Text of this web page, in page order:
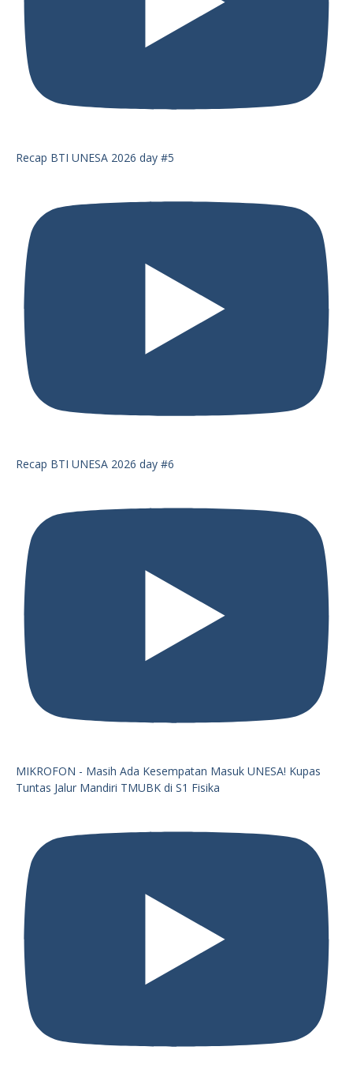
Recap BTI UNESA 2026 day #5
Recap BTI UNESA 2026 day #6
MIKROFON - Masih Ada Kesempatan Masuk UNESA! Kupas
Tuntas Jalur Mandiri TMUBK di S1 Fisika